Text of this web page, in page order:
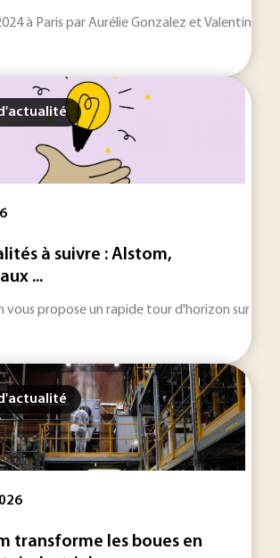
à Paris par Aurélie Gonzalez et Valentin
à suivre : Alstom,
...
vous propose un rapide tour d'horizon sur les
transforme les boues en